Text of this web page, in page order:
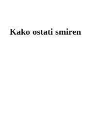
Kako ostati smiren